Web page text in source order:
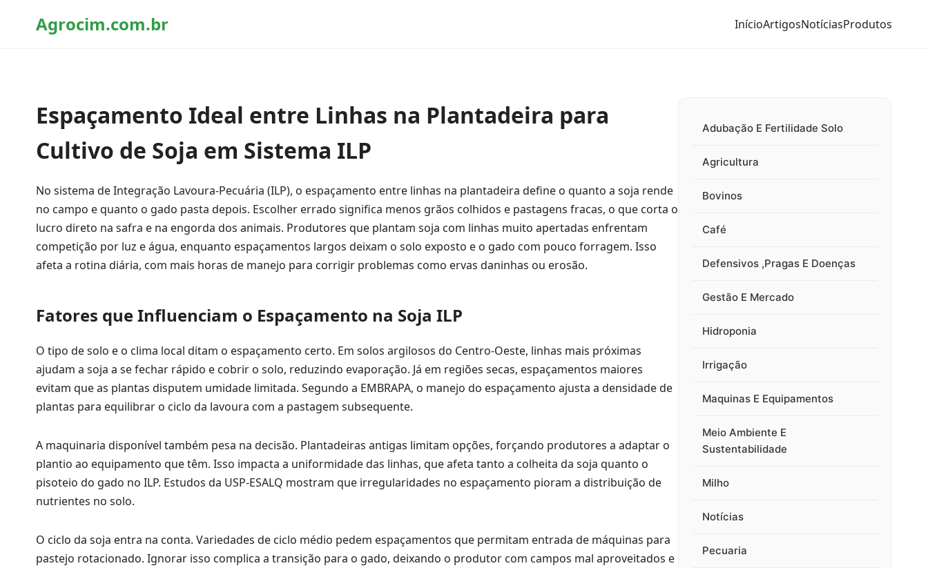
Agrocim.com.br InícioArtigosNotíciasProdutos
Espaçamento Ideal entre Linhas na Plantadeira para
Cultivo de Soja em Sistema ILP
No sistema de Integração Lavoura-Pecuária (ILP), o espaçamento entre linhas na plantadeira define o quanto a soja rende
no campo e quanto o gado pasta depois. Escolher errado significa menos grãos colhidos e pastagens fracas, o que corta o
lucro direto na safra e na engorda dos animais. Produtores que plantam soja com linhas muito apertadas enfrentam
competição por luz e água, enquanto espaçamentos largos deixam o solo exposto e o gado com pouco forragem. Isso
afeta a rotina diária, com mais horas de manejo para corrigir problemas como ervas daninhas ou erosão.
Fatores que Influenciam o Espaçamento na Soja ILP
O tipo de solo e o clima local ditam o espaçamento certo. Em solos argilosos do Centro-Oeste, linhas mais próximas
ajudam a soja a se fechar rápido e cobrir o solo, reduzindo evaporação. Já em regiões secas, espaçamentos maiores
evitam que as plantas disputem umidade limitada. Segundo a EMBRAPA, o manejo do espaçamento ajusta a densidade de
plantas para equilibrar o ciclo da lavoura com a pastagem subsequente.
A maquinaria disponível também pesa na decisão. Plantadeiras antigas limitam opções, forçando produtores a adaptar o
plantio ao equipamento que têm. Isso impacta a uniformidade das linhas, que afeta tanto a colheita da soja quanto o
pisoteio do gado no ILP. Estudos da USP-ESALQ mostram que irregularidades no espaçamento pioram a distribuição de
nutrientes no solo.
O ciclo da soja entra na conta. Variedades de ciclo médio pedem espaçamentos que permitam entrada de máquinas para
pastejo rotacionado. Ignorar isso complica a transição para o gado, deixando o produtor com campos mal aproveitados e
Adubação E Fertilidade Solo
Agricultura
Bovinos
Café
Defensivos ,Pragas E Doenças
Gestão E Mercado
Hidroponia
Irrigação
Maquinas E Equipamentos
Meio Ambiente E
Sustentabilidade
Milho
Notícias
Pecuaria